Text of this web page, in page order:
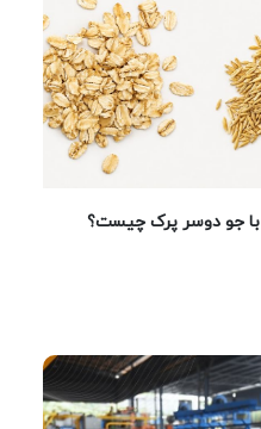
جو دوسر پرک چیست؟